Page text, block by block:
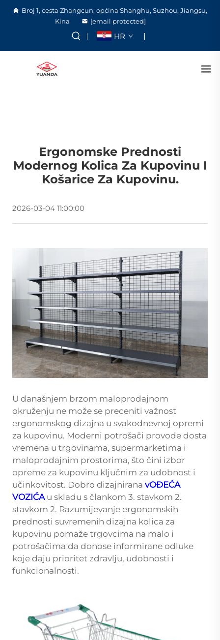
Broj 1, cesta Zhangcun, općina Shanghu, Suzhou, Jiangsu,
Kina
[email protected]
HR
Ergonomske Prednosti
Modernog Kolica Za Kupovinu I
Košarice Za Kupovinu.
2026-03-04 11:00:00
U današnjem brzom maloprodajnom
okruženju ne može se preceniti važnost
ergonomskog dizajna u svakodnevnoj opremi
za kupovinu. Moderni potrošači provode dosta
vremena u trgovinama, supermarketima i
maloprodajnim prostorima, što čini izbor
opreme za kupovinu ključnim za udobnost i
učinkovitost. Dobro dizajnirana vOĐEĆA
VOZIĆA u skladu s člankom 3. stavkom 2.
stavkom 2. Razumijevanje ergonomskih
prednosti suvremenih dizajna kolica za
kupovinu pomaže trgovcima na malo i
potrošačima da donose informirane odluke
koje daju prioritet zdravlju, udobnosti i
funkcionalnosti.